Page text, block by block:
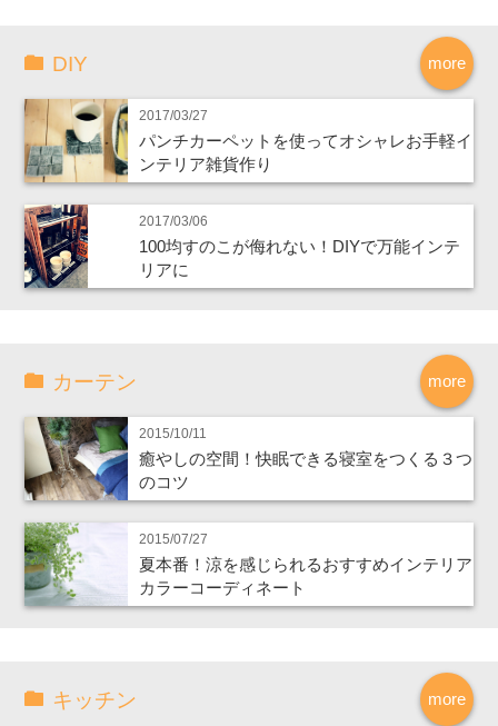
more
DIY
2017/03/27
パンチカーペットを使ってオシャレお手軽イ
ンテリア雑貨作り
2017/03/06
100均すのこが侮れない！DIYで万能インテ
リアに
more
カーテン
2015/10/11
癒やしの空間！快眠できる寝室をつくる３つ
のコツ
2015/07/27
夏本番！涼を感じられるおすすめインテリア
カラーコーディネート
more
キッチン